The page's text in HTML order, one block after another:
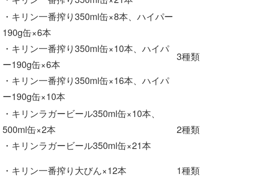
・キリン一番搾り350ml缶×8本、ハイパー
190g缶×6本
・キリン一番搾り350ml缶×10本、ハイパ
ー190g缶×6本
・キリン一番搾り350ml缶×16本、ハイパ
ー190g缶×10本
3種類
・キリンラガービール350ml缶×10本、
500ml缶×2本
・キリンラガービール350ml缶×21本
2種類
・キリン一番搾り大びん×12本
1種類